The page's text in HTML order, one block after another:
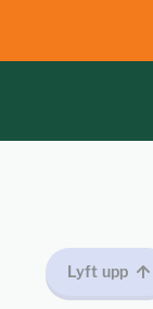
Lyft upp